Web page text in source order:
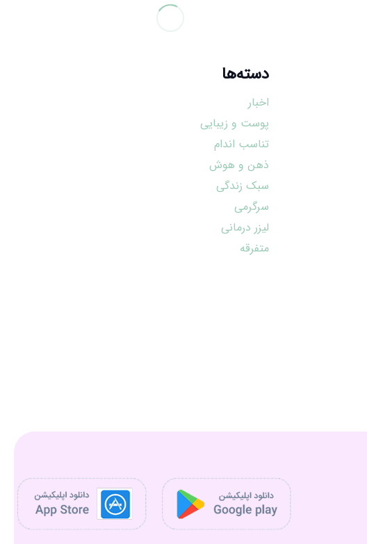
دسته‌ها
اخبار
پوست و زیبایی
تناسب اندام
ذهن و هوش
سبک زندگی
سرگرمی
لیزر درمانی
متفرقه